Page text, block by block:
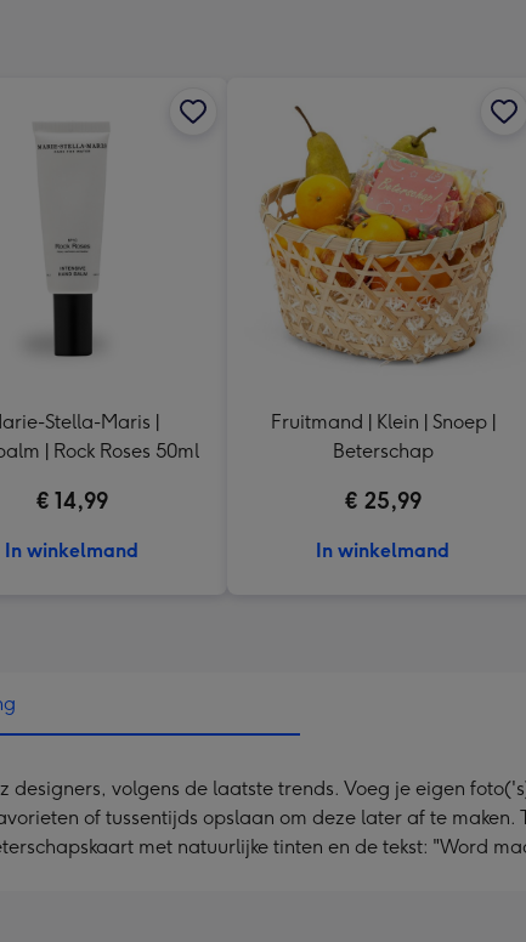
Stella-Maris |
| Rock Roses 50ml
€ 14,99
In winkelmand
Fruitmand | Klein | Snoep |
Beterschap
€ 25,99
In winkelmand
volgens de laatste trends. Voeg je eigen
of tussentijds opslaan om deze later af te maken.
met natuurlijke tinten en de tekst: "Word